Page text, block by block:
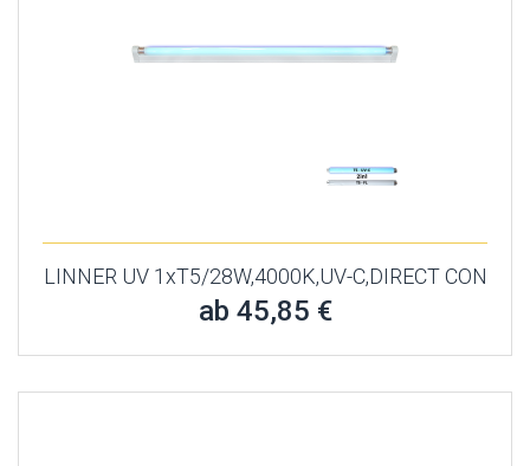
LINNER UV 1xT5/28W,4000K,UV-C,DIRECT CON
ab 45,85 €